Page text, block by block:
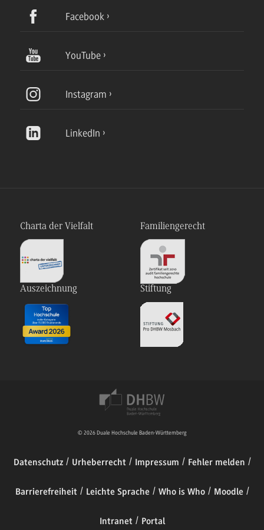
Facebook
YouTube
Instagram
LinkedIn
Charta der Vielfalt Familiengerecht
Auszeichnung Stiftung
© 2026 Duale Hochschule Baden-Württemberg
Datenschutz Urheberrecht Impressum Fehler melden
Barrierefreiheit Leichte Sprache Who is Who Moodle
Intranet Portal